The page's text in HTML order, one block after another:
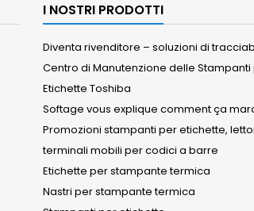
I NOSTRI PRODOTTI
Diventa rivenditore – soluzioni di
Centro di Manutenzione delle
Etichette Toshiba
Softage vous explique comment ça
Promozioni stampanti per etichette,
terminali mobili per codici a barre
Etichette per stampante termica
Nastri per stampante termica